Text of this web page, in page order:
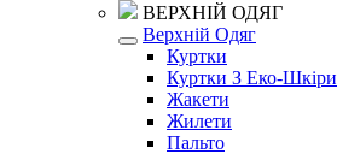
ВЕРХНІЙ ОДЯГ
Верхній Одяг
Куртки
Куртки З Еко-Шкіри
Жакети
Жилети
Пальто